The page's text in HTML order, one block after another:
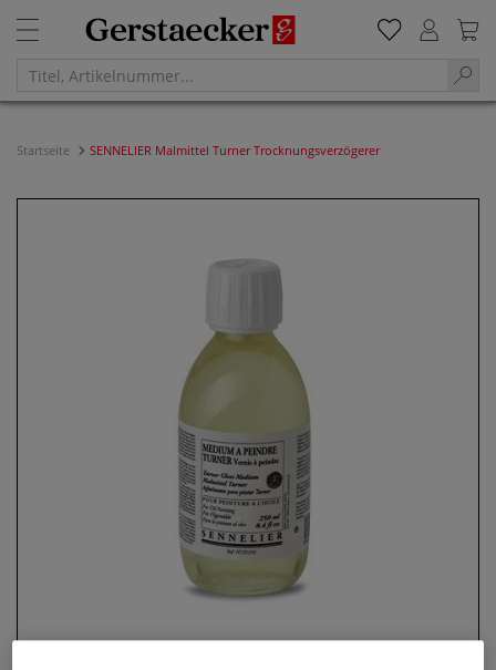
Startseite SENNELIER Malmittel Turner Trocknungsverzögerer